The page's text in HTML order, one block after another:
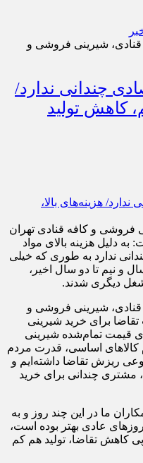
قنادی، شیرینی فروشی و
چندانی ندارد/
کاهش تولید
فروشی و کافه قنادی تهران
دلیل هزینه‌ بالای مواد
ندارد به طوری که خیلی
و نیم تا دو سال اخیر،
دیگری شدند.
قنادی، شیرینی فروشی و
برای خرید شیرینی
قیمت تمام‌شده شیرینی
کالاهای اساسی، قدرت مردم
ریزش تقاضا داشته‌ایم و
چندانی برای خرید
ما در این چند روز و به
عادی بهتر بوده است،
کاهش تقاضا، تولید هم کم